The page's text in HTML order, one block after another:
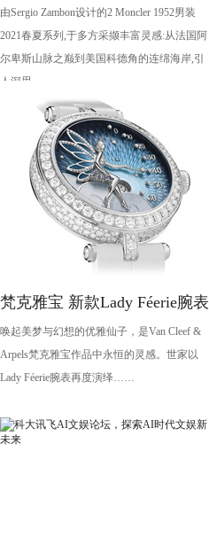
春夏系列
由Sergio Zambon设计的2 Moncler 1952男装
2021春夏系列,于多方采撷丰富灵感:从法国阿
尔卑斯山脉之巅到美国科德角的连绵海岸,引
人深思。
梵克雅宝 新款Lady Féerie腕表
唤起美梦与幻想的优雅仙子，是Van Cleef &
Arpels梵克雅宝作品中永恒的灵感。世家以
Lady Féerie腕表再度演绎……